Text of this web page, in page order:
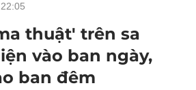
thuật' trên sa
vào ban ngày,
ban đêm